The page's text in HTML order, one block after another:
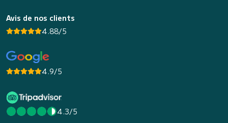
Avis de nos clients
4.88/5
4.9/5
4.3/5